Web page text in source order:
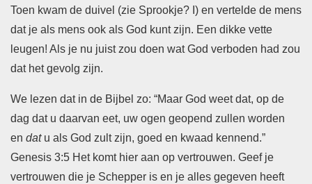
Toen kwam de duivel (zie Sprookje? I) en vertelde de mens
dat je als mens ook als God kunt zijn. Een dikke vette
leugen! Als je nu juist zou doen wat God verboden had zou
dat het gevolg zijn.
We lezen dat in de Bijbel zo: “Maar God weet dat, op de
dag dat u daarvan eet, uw ogen geopend zullen worden
en datu als God zult zijn, goed en kwaad kennend.”
Genesis 3:5 Het komt hier aan op vertrouwen. Geef je
vertrouwen die je Schepper is en je alles gegeven heeft